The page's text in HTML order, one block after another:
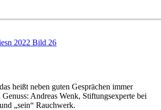
heißt neben guten Gesprächen immer
Andreas Wenk, Stiftungsexperte bei
„sein“ Rauchwerk.